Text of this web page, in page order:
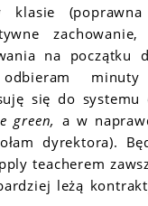
klasie (poprawna
zachowanie,
na początku
odbieram
się do systemu
green, a w
dyrektora).
teacherem
leżą